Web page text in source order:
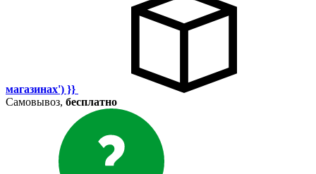
магазинах') }}
Самовывоз, бесплатно